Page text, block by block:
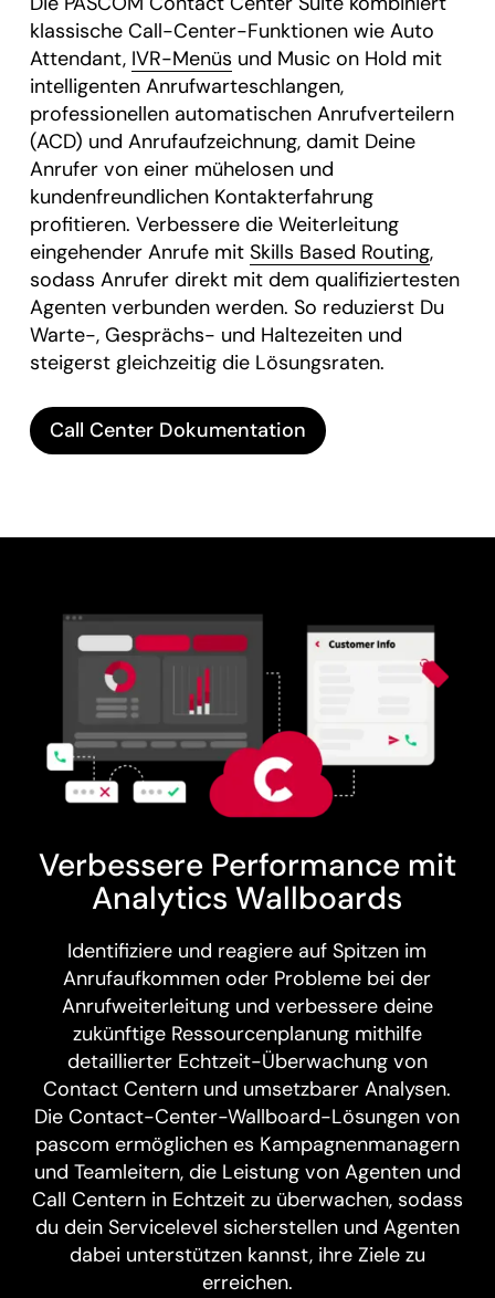
klassische Call-Center-Funktionen wie Auto
Attendant, IVR-Menüs und Music on Hold mit
intelligenten Anrufwarteschlangen,
professionellen automatischen Anrufverteilern
(ACD) und Anrufaufzeichnung, damit Deine
Anrufer von einer mühelosen und
kundenfreundlichen Kontakterfahrung
profitieren. Verbessere die Weiterleitung
eingehender Anrufe mit Skills Based Routing,
sodass Anrufer direkt mit dem qualifiziertesten
Agenten verbunden werden. So reduzierst Du
Warte-, Gesprächs- und Haltezeiten und
steigerst gleichzeitig die Lösungsraten.
Call Center Dokumentation
Verbessere Performance mit
Analytics Wallboards
Identifiziere und reagiere auf Spitzen im
Anrufaufkommen oder Probleme bei der
Anrufweiterleitung und verbessere deine
zukünftige Ressourcenplanung mithilfe
detaillierter Echtzeit-Überwachung von
Contact Centern und umsetzbarer Analysen.
Die Contact-Center-Wallboard-Lösungen von
pascom ermöglichen es Kampagnenmanagern
und Teamleitern, die Leistung von Agenten und
Call Centern in Echtzeit zu überwachen, sodass
du dein Servicelevel sicherstellen und Agenten
dabei unterstützen kannst, ihre Ziele zu
erreichen.